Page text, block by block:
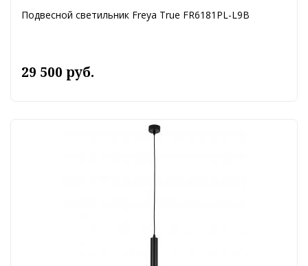
Подвесной светильник Freya True FR6181PL-L9B
29 500 руб.